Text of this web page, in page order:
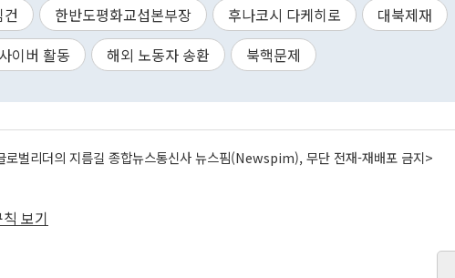
한반도평화교섭본부장 후나코시 다케히로
대북제재
이버 활동 해외 노동자 송환 북핵문제
로벌리더의 지름길 종합뉴스통신사 뉴스핌(Newspim), 무단 전재-재배포 금지>
보기